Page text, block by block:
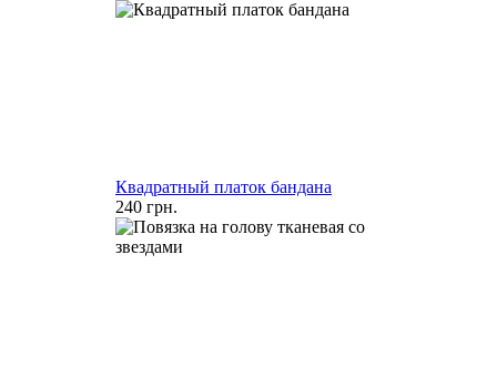
Квадратный платок бандана
240 грн.